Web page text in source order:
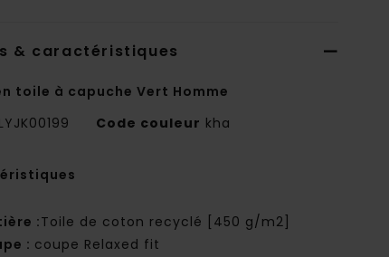
& caractéristiques
toile à capuche Vert Homme
Code couleur kha
:Toile de coton recyclé [450 g/m2]
: coupe Relaxed fit